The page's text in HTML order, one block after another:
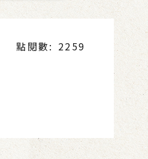
點閱數: 2259